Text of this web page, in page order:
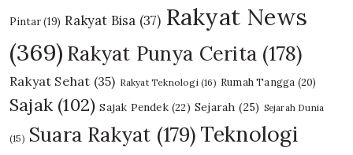
Pintar(19) Rakyat Bisa (37) Rakyat News
(369) Rakyat Punya Cerita (178)
Rakyat Sehat (35) Rakyat Teknologi(16) Rumah Tangga (20)
Sajak (102) Sajak Pendek(22) Sejarah (25) Sejarah Dunia
(15) Suara Rakyat (179) Teknologi